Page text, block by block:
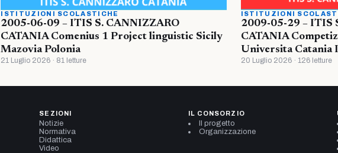
ISTITUZIONI SCOLASTICHE
2005-06-09 – ITIS S. CANNIZZARO
CATANIA Comenius 1 Project linguistic Sicily
Mazovia Polonia
21 Luglio 2026 · 81 letture
ISTITUZIONI
2009-05-29 – ITIS
CATANIA
Universita Catania
20 Luglio 2026 · 126 letture
SEZIONI
Notizie
Normativa
Didattica
Video
IL CONSORZIO
Il progetto
Organizzazione